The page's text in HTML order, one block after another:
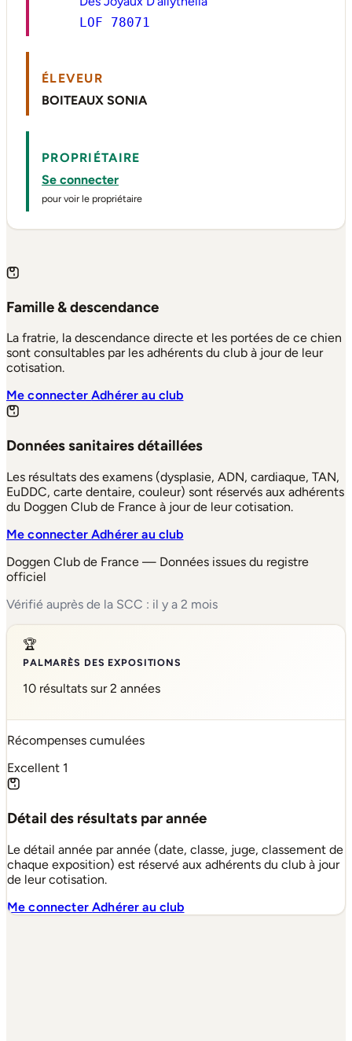
LOF 78071
ÉLEVEUR
BOITEAUX SONIA
PROPRIÉTAIRE
Se connecter
pour voir le propriétaire
Famille & descendance
La fratrie, la descendance directe et les portées de ce chien
sont consultables par les adhérents du club à jour de leur
cotisation.
Me connecterAdhérer au club
Données sanitaires détaillées
Les résultats des examens (dysplasie, ADN, cardiaque, TAN,
EuDDC, carte dentaire, couleur) sont réservés aux adhérents
du Doggen Club de France à jour de leur cotisation.
Me connecterAdhérer au club
Doggen Club de France — Données issues du registre
officiel
Vérifié auprès de la SCC : il y a 2 mois
🏆
PALMARÈS DES EXPOSITIONS
10 résultats sur 2 années
Récompenses cumulées
Excellent 1
Détail des résultats par année
Le détail année par année (date, classe, juge, classement de
chaque exposition) est réservé aux adhérents du club à jour
de leur cotisation.
Me connecterAdhérer au club